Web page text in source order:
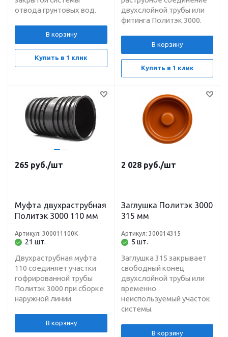
отвода грунтовых вод.
В корзину
Купить в 1 клик
двухслойной трубы или
фитинга Политэк 3000.
В корзину
Купить в 1 клик
265 руб./шт
Муфта двухраструбная
Политэк 3000 110 мм
21 шт.
Артикул: 300011100К
Двухраструбная муфта
110 соединяет участки
гофрированной трубы
Политэк 3000 при сборке
наружной линии.
В корзину
2 028 руб./шт
Заглушка Политэк 3000
315 мм
5 шт.
Артикул: 300014315
Заглушка 315 закрывает
свободный конец
двухслойной трубы или
временно
неиспользуемый участок
системы.
В корзину